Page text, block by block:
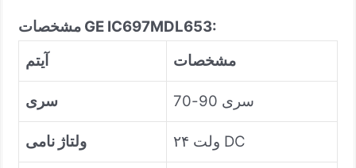
مشخصات GE IC697MDL653:
آیتم
مشخصات
سری سری 90-70
ولتاژ نامی ۲۴ ولت DC